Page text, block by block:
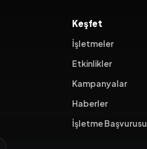
Keşfet
İşletmeler
Etkinlikler
Kampanyalar
Haberler
İşletme Başvurusu